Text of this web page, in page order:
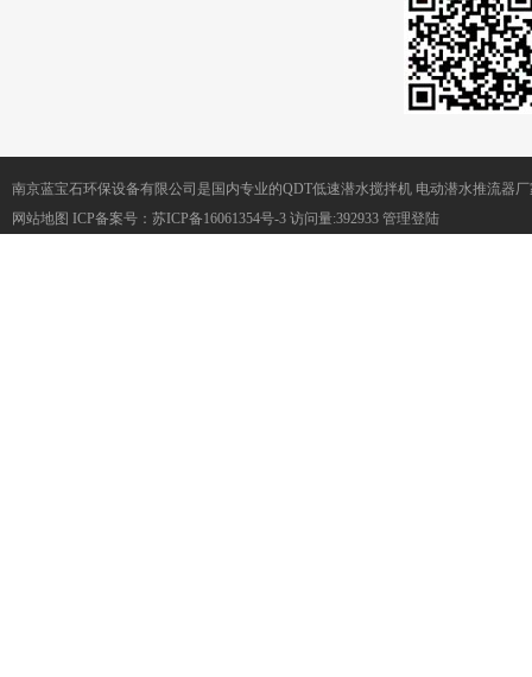
南京蓝宝石环保设备有限公司是国内专业的QDT低速潜水搅拌机 电动潜水推流器
网站地图 ICP备案号： 苏ICP备16061354号-3 访问量:392933 管理登陆